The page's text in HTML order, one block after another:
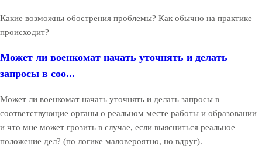
Какие возможны обострения проблемы? Как обычно на практике
происходит?
Может ли военкомат начать уточнять и делать
запросы в соо...
Может ли военкомат начать уточнять и делать запросы в
соответствующие органы о реальном месте работы и образовании
и что мне может грозить в случае, если выясниться реальное
положение дел? (по логике маловероятно, но вдруг).